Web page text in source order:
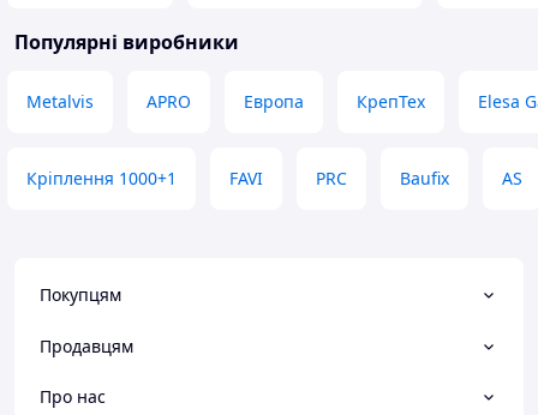
Популярні виробники
Metalvis APRO Европа КрепТех Elesa
Кріплення 1000+1 FAVI PRC Baufix AS
Покупцям
Продавцям
Про нас